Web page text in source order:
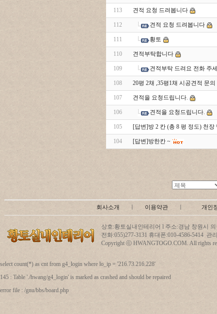
113 견적 요청 드려봅니다
112 견적 요청 드려봅니다
111 황토
110 견적부탁합니다
109 견적부탁 드려요 전화 주
108 20평 2채 ,35평1채 시공견적 문의
107 견적을 요청드립니다.
106 견적을 요청드립니다.
105 [답변]방 2 칸 (총 8 평 정도) 천장
104 [답변]방한칸 ~
회사소개 이용약관 개인
상호:황토실내인테리어 l 주소:경남 창원시
전화:055)277-3131 휴대폰:010-4586-5414 관
Copyright ⓒ HWANGTOGO.COM. All rights
select count(*) as cnt from g4_login where lo_ip = '216.73.216.228'
145 : Table './hwang/g4_login' is marked as crashed and should be repaired
error file : /gnu/bbs/board.php